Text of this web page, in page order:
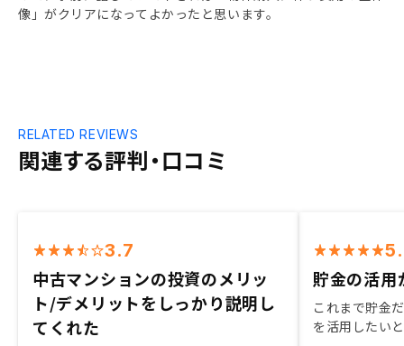
像」がクリアになってよかったと思います。
関連する評判・口コミ
RELATED REVIEWS
3.7
中古マンションの投資のメリッ
ト/デメリットをしっかり説明し
てくれた
貯金の活用
これまで貯金
を活用したい